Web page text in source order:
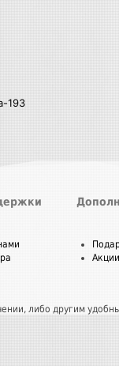
193
Акции
либо другим